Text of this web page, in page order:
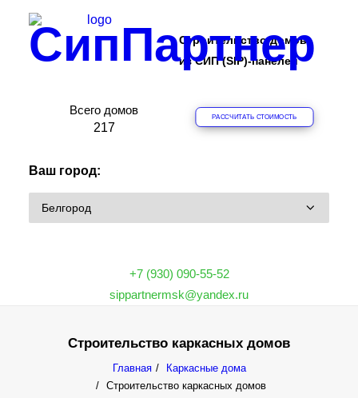
СипПартнер
О КОМПАНИИ
О ТЕХНОЛОГИИ
КОНТАКТЫ
Строительство домов
из СИП (SIP)-панелей
Всего домов
217
РАССЧИТАТЬ СТОИМОСТЬ
Ваш город:
+7 (930) 090-55-52
sippartnermsk@yandex.ru
Строительство каркасных домов
Главная
Каркасные дома
Строительство каркасных домов